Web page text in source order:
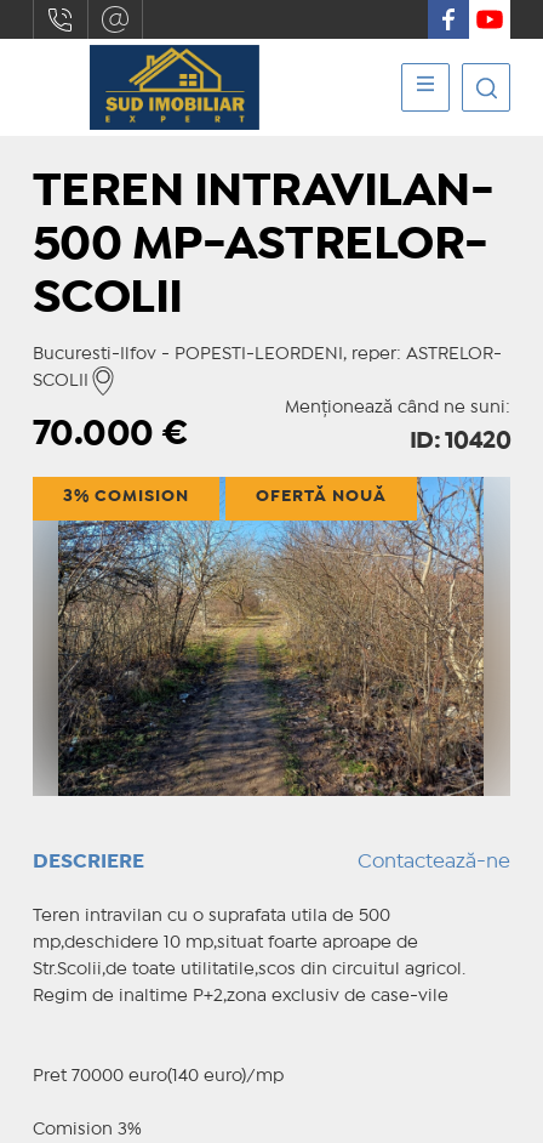
TEREN INTRAVILAN-
500 MP-ASTRELOR-
SCOLII
Bucuresti-Ilfov - POPESTI-LEORDENI, reper: ASTRELOR-
SCOLII
Menționează când ne suni:
70.000€ ID: 10420
3% COMISION OFERTĂ NOUĂ
DESCRIERE Contactează-ne
Teren intravilan cu o suprafata utila de 500
mp,deschidere 10 mp,situat foarte aproape de
Str.Scolii,de toate utilitatile,scos din circuitul agricol.
Regim de inaltime P+2,zona exclusiv de case-vile
Pret 70000 euro(140 euro)/mp
Comision 3%